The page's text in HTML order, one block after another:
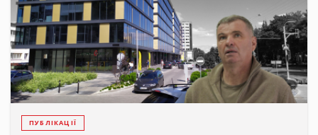
ПУБЛІКАЦІЇ